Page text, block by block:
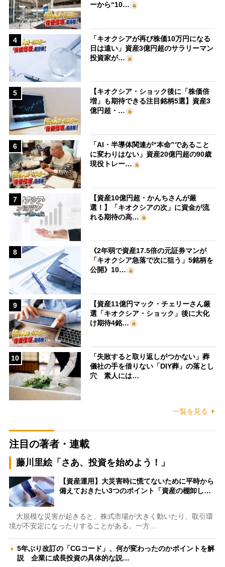
ーから“10…
4
「キオクシアが再び株価10万円になる
日は遠い」資産3億円超のサラリーマン
投資家が…
5
【キオクシア・ショック後に「株価倍
増」も期待できる注目銘柄5選】資産3
億円超・…
6
「AI・半導体関連が“本命”であること
に変わりはない」資産20億円超の90歳
現役トレー…
7
【資産10億円超・かんちさんが厳
選！】「キオクシアの次」に資金が流
れる期待の高…
8
《2年弱で資産17.5倍の元証券マンが
「キオクシア急落で次に狙う」5銘柄を
公開》10…
9
【資産11億円マック・チェリーさん厳
選「キオクシア・ショック」後に大化
け期待4銘…
10
「失敗すると取り返しがつかない」葬
儀社の手を借りない「DIY葬」の落とし
穴 素人には…
一覧を見る
注目の著者・連載
藤川里絵「さあ、投資を始めよう！」
【資産運用】大災害時に慌てないために平時から
備えておきたい3つのポイント「資産の棚卸し…
大規模な災害が起きると、株式市場が大きく動いたり、取引環
境が不安定になったりすることがある。一方…
5年ぶり改訂の「CGコード」、何が変わったのかポイントを解
説 企業に成長投資の具体的な説…